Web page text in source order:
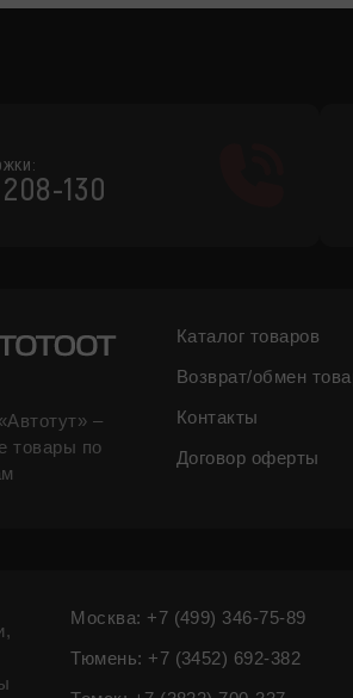
130
–
товары по
Каталог товаров
Возврат/обмен
Контакты
Договор оферты
Москва: +7 (499) 346-75-89
Тюмень: +7 (3452) 692-382